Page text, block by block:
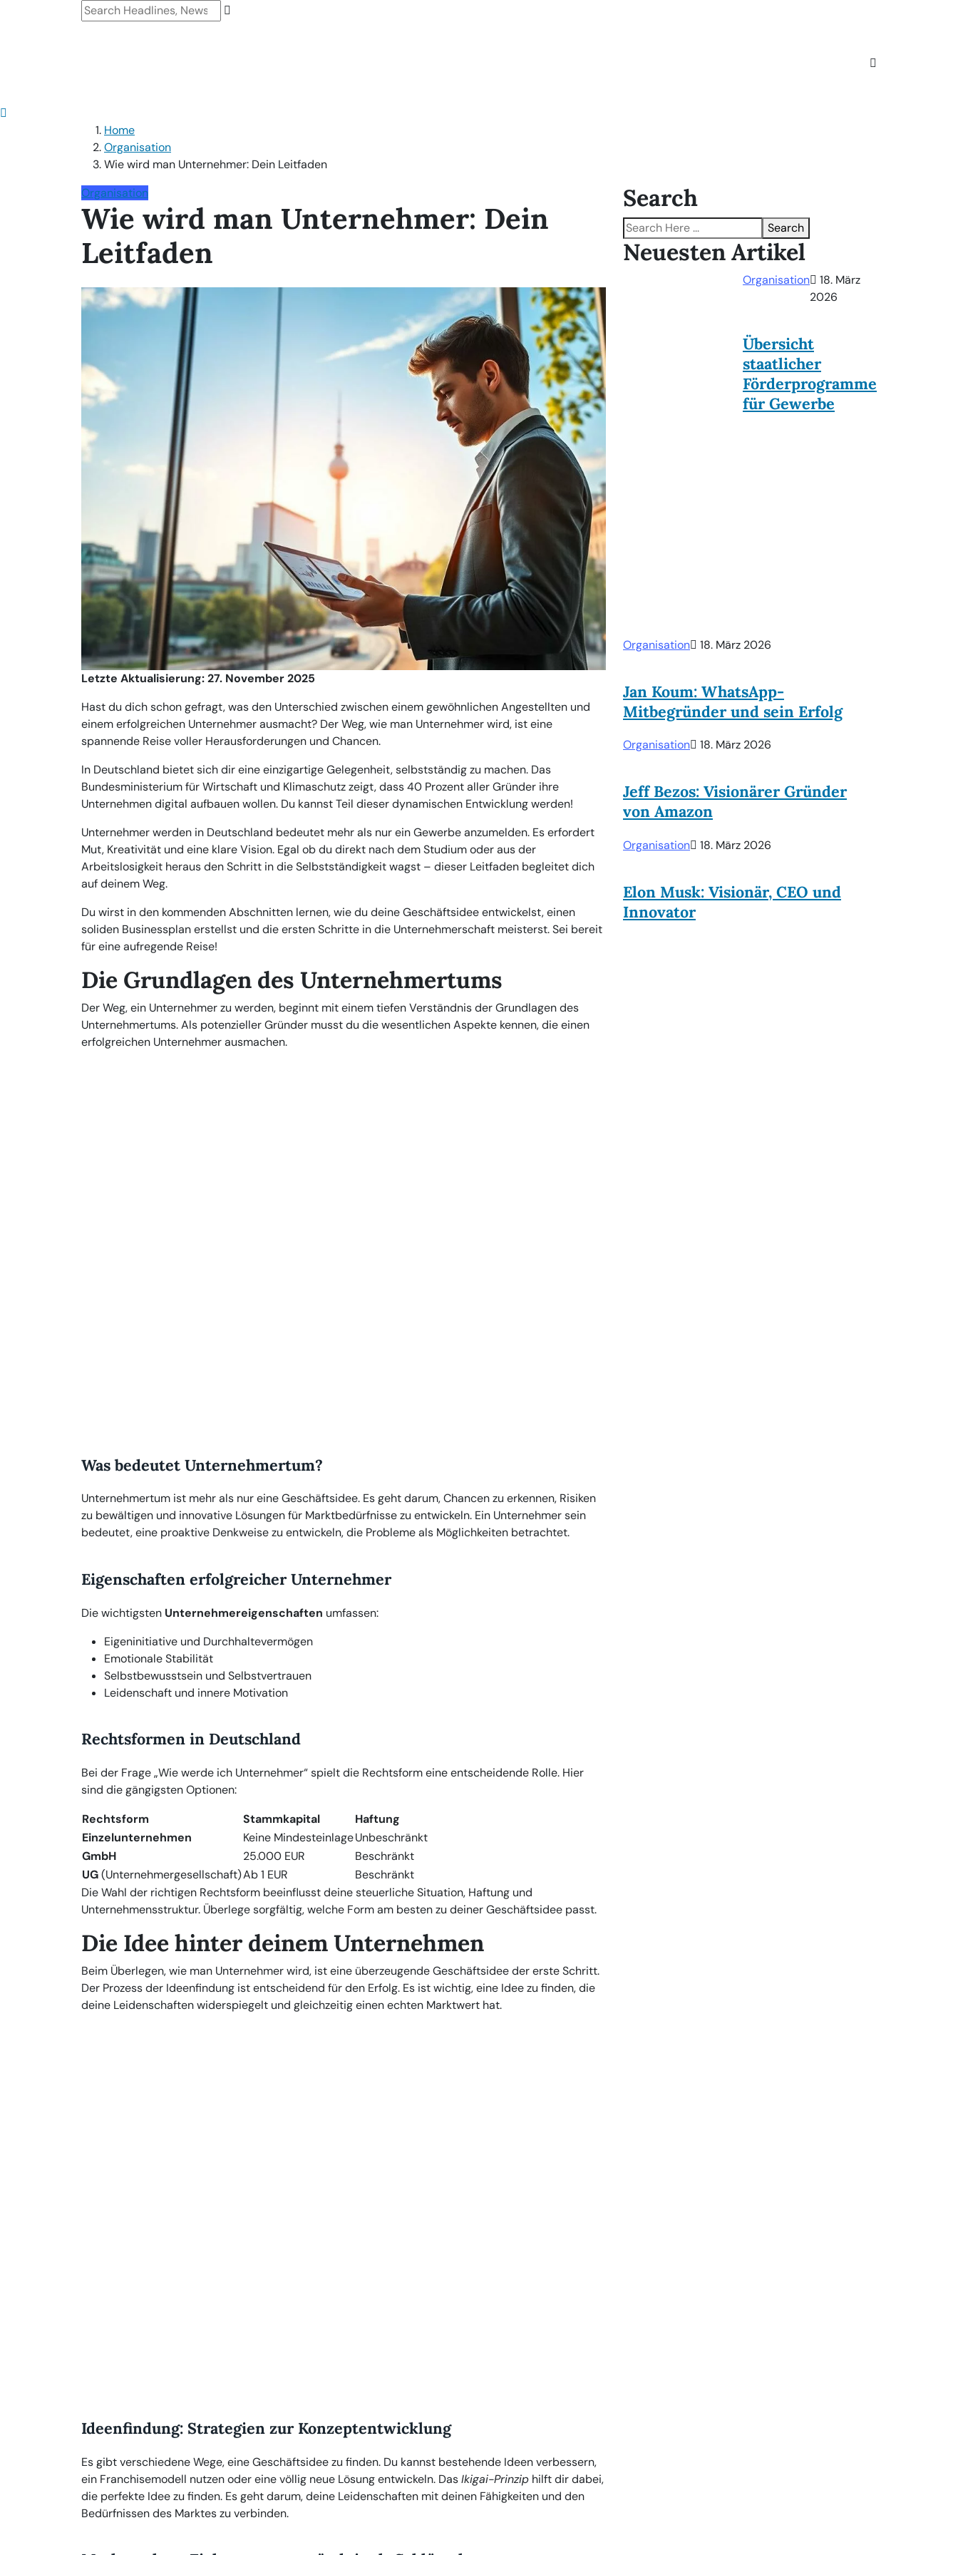
Home
Organisation
Wie wird man Unternehmer: Dein Leitfaden
Organisation
Wie wird man Unternehmer: Dein
Leitfaden
Letzte Aktualisierung: 27. November 2025
Hast du dich schon gefragt, was den Unterschied zwischen einem gewöhnlichen Angestellten und
einem erfolgreichen Unternehmer ausmacht? Der Weg, wie man Unternehmer wird, ist eine
spannende Reise voller Herausforderungen und Chancen.
In Deutschland bietet sich dir eine einzigartige Gelegenheit, selbstständig zu machen. Das
Bundesministerium für Wirtschaft und Klimaschutz zeigt, dass 40 Prozent aller Gründer ihre
Unternehmen digital aufbauen wollen. Du kannst Teil dieser dynamischen Entwicklung werden!
Unternehmer werden in Deutschland bedeutet mehr als nur ein Gewerbe anzumelden. Es erfordert
Mut, Kreativität und eine klare Vision. Egal ob du direkt nach dem Studium oder aus der
Arbeitslosigkeit heraus den Schritt in die Selbstständigkeit wagst – dieser Leitfaden begleitet dich
auf deinem Weg.
Du wirst in den kommenden Abschnitten lernen, wie du deine Geschäftsidee entwickelst, einen
soliden Businessplan erstellst und die ersten Schritte in die Unternehmerschaft meisterst. Sei bereit
für eine aufregende Reise!
Die Grundlagen des Unternehmertums
Der Weg, ein Unternehmer zu werden, beginnt mit einem tiefen Verständnis der Grundlagen des
Unternehmertums. Als potenzieller Gründer musst du die wesentlichen Aspekte kennen, die einen
erfolgreichen Unternehmer ausmachen.
Was bedeutet Unternehmertum?
Unternehmertum ist mehr als nur eine Geschäftsidee. Es geht darum, Chancen zu erkennen, Risiken
zu bewältigen und innovative Lösungen für Marktbedürfnisse zu entwickeln. Ein Unternehmer sein
bedeutet, eine proaktive Denkweise zu entwickeln, die Probleme als Möglichkeiten betrachtet.
Eigenschaften erfolgreicher Unternehmer
Die wichtigsten Unternehmereigenschaften umfassen:
Eigeninitiative und Durchhaltevermögen
Emotionale Stabilität
Selbstbewusstsein und Selbstvertrauen
Leidenschaft und innere Motivation
Rechtsformen in Deutschland
Bei der Frage „Wie werde ich Unternehmer“ spielt die Rechtsform eine entscheidende Rolle. Hier
sind die gängigsten Optionen:
Rechtsform
Stammkapital
Haftung
Einzelunternehmen
Keine MindesteinlageUnbeschränkt
GmbH
25.000 EUR
Beschränkt
UG(Unternehmergesellschaft)Ab 1 EUR
Beschränkt
Die Wahl der richtigen Rechtsform beeinflusst deine steuerliche Situation, Haftung und
Unternehmensstruktur. Überlege sorgfältig, welche Form am besten zu deiner Geschäftsidee passt.
Die Idee hinter deinem Unternehmen
Beim Überlegen, wie man Unternehmer wird, ist eine überzeugende Geschäftsidee der erste Schritt.
Der Prozess der Ideenfindung ist entscheidend für den Erfolg. Es ist wichtig, eine Idee zu finden, die
deine Leidenschaften widerspiegelt und gleichzeitig einen echten Marktwert hat.
Ideenfindung: Strategien zur Konzeptentwicklung
Es gibt verschiedene Wege, eine Geschäftsidee zu finden. Du kannst bestehende Ideen verbessern,
ein Franchisemodell nutzen oder eine völlig neue Lösung entwickeln. DasIkigai-Prinzip hilft dir dabei,
die perfekte Idee zu finden. Es geht darum, deine Leidenschaften mit deinen Fähigkeiten und den
Bedürfnissen des Marktes zu verbinden.
Search
Search
Neuesten Artikel
Organisation
18. März
2026
Übersicht
staatlicher
Förderprogramme
für Gewerbe
Organisation 18. März 2026
Jan Koum: WhatsApp-
Mitbegründer und sein Erfolg
Organisation 18. März 2026
Jeff Bezos: Visionärer Gründer
von Amazon
Organisation 18. März 2026
Elon Musk: Visionär, CEO und
Innovator